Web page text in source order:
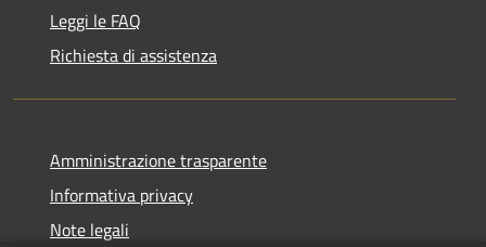
Leggi le FAQ
Richiesta di assistenza
Amministrazione trasparente
Informativa privacy
Note legali